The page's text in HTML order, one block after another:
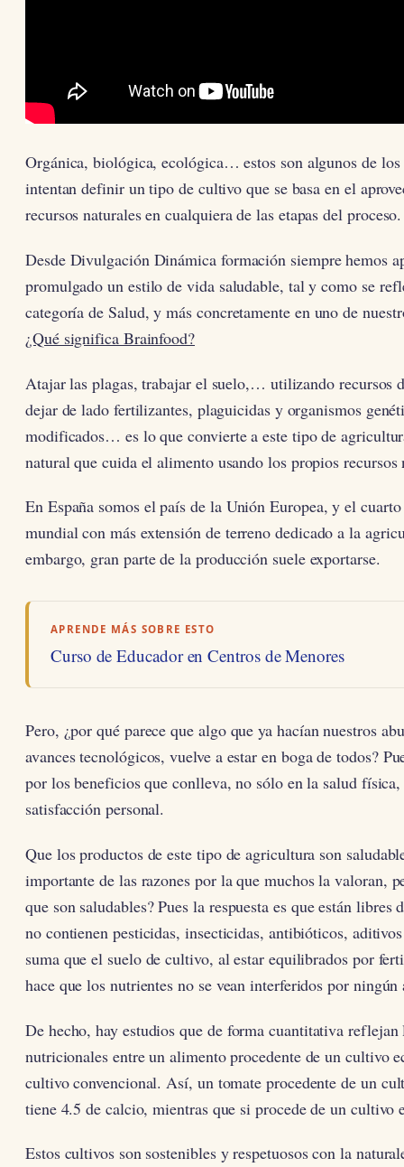
Orgánica, biológica, ecológica… estos son algunos de
intentan definir un tipo de cultivo que se basa en el
recursos naturales en cualquiera de las etapas del proceso.
Desde Divulgación Dinámica formación siempre hemos
promulgado un estilo de vida saludable, tal y como se
categoría de Salud, y más concretamente en uno de
¿Qué significa Brainfood?
Atajar las plagas, trabajar el suelo,… utilizando recursos
dejar de lado fertilizantes, plaguicidas y organismos
modificados… es lo que convierte a este tipo de
natural que cuida el alimento usando los propios recursos
En España somos el país de la Unión Europea, y el
mundial con más extensión de terreno dedicado a la
embargo, gran parte de la producción suele exportarse.
APRENDE MÁS SOBRE ESTO
Curso de Educador en Centros de Menores
Pero, ¿por qué parece que algo que ya hacían nuestros
avances tecnológicos, vuelve a estar en boga de todos?
por los beneficios que conlleva, no sólo en la salud
satisfacción personal.
Que los productos de este tipo de agricultura son
importante de las razones por la que muchos la valoran,
que son saludables? Pues la respuesta es que están libres
no contienen pesticidas, insecticidas, antibióticos,
suma que el suelo de cultivo, al estar equilibrados por
hace que los nutrientes no se vean interferidos por
De hecho, hay estudios que de forma cuantitativa reflejan
nutricionales entre un alimento procedente de un cultivo
cultivo convencional. Así, un tomate procedente de un
tiene 4.5 de calcio, mientras que si procede de un cultivo
Estos cultivos son sostenibles y respetuosos con la